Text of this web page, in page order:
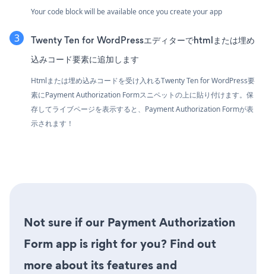
Your code block will be available once you create your app
Twenty Ten for WordPressエディターでhtmlまたは埋め
込みコード要素に追加します
Htmlまたは埋め込みコードを受け入れるTwenty Ten for WordPress要
素にPayment Authorization Formスニペットの上に貼り付けます。保
存してライブページを表示すると、Payment Authorization Formが表
示されます！
Not sure if our Payment Authorization
Form app is right for you? Find out
more about its features and